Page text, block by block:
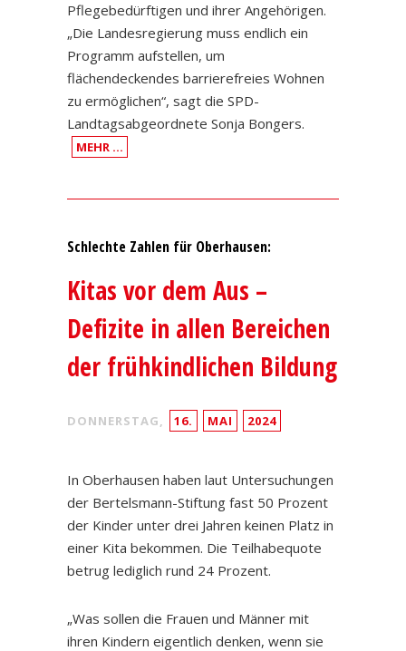
Pflegebedürftigen und ihrer Angehörigen.
„Die Landesregierung muss endlich ein
Programm aufstellen, um
flächendeckendes barrierefreies Wohnen
zu ermöglichen“, sagt die SPD-
Landtagsabgeordnete Sonja Bongers.
MEHR …
Schlechte Zahlen für Oberhausen:
Kitas vor dem Aus –
Defizite in allen Bereichen
der frühkindlichen Bildung
DONNERSTAG, 16. MAI 2024
In Oberhausen haben laut Untersuchungen
der Bertelsmann-Stiftung fast 50 Prozent
der Kinder unter drei Jahren keinen Platz in
einer Kita bekommen. Die Teilhabequote
betrug lediglich rund 24 Prozent.
„Was sollen die Frauen und Männer mit
ihren Kindern eigentlich denken, wenn sie